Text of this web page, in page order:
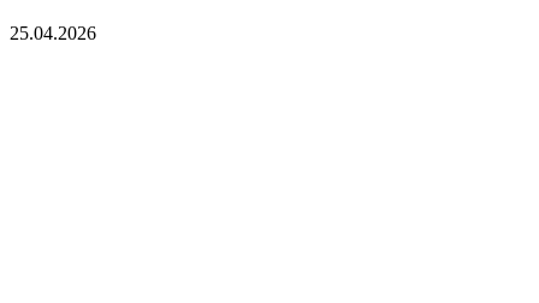
25.04.2026